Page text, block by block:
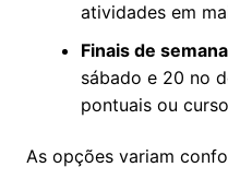
atividades em
Finais de
sábado e 20 no
pontuais ou
As opções variam